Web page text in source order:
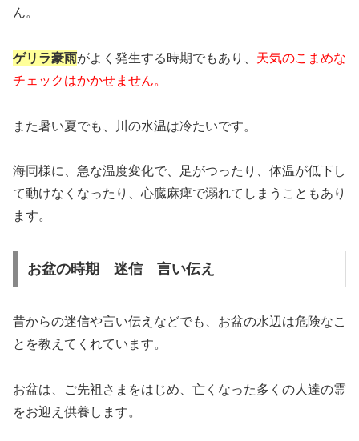
ん。
ゲリラ豪雨がよく発生する時期でもあり、 天気のこまめな
チェックはかかせません。
また暑い夏でも、川の水温は冷たいです。
海同様に、急な温度変化で、足がつったり、体温が低下し
て動けなくなったり、心臓麻痺で溺れてしまうこともあり
ます。
お盆の時期 迷信 言い伝え
昔からの迷信や言い伝えなどでも、お盆の水辺は危険なこ
とを教えてくれています。
お盆は、ご先祖さまをはじめ、亡くなった多くの人達の霊
をお迎え供養します。